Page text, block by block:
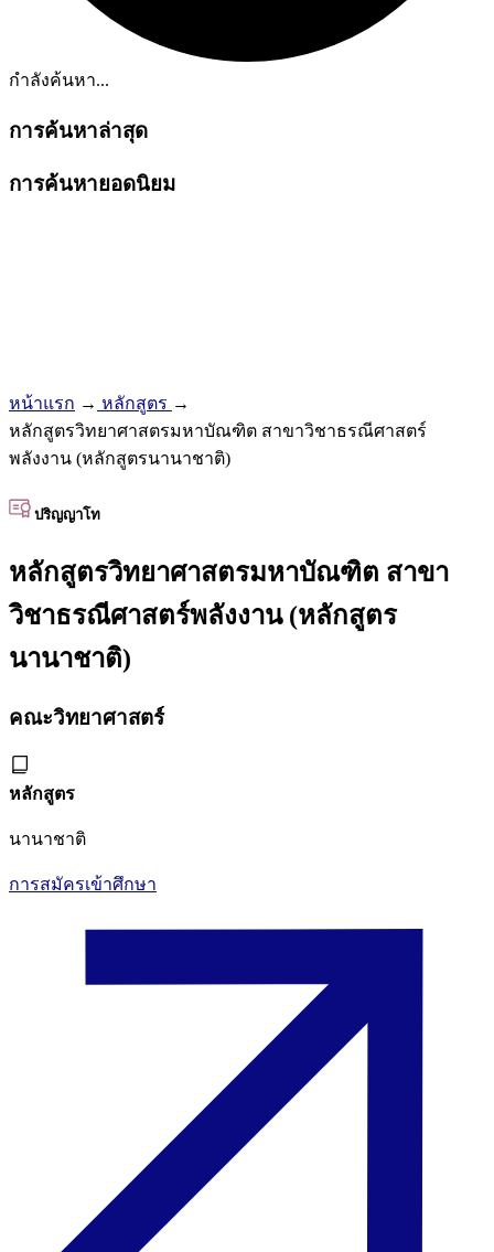
กำลังค้นหา...
การค้นหาล่าสุด
การค้นหายอดนิยม
หน้าแรก → หลักสูตร →
หลักสูตรวิทยาศาสตรมหาบัณฑิต สาขาวิชาธรณีศาสตร์
พลังงาน (หลักสูตรนานาชาติ)
ปริญญาโท
หลักสูตรวิทยาศาสตรมหาบัณฑิต สาขา
วิชาธรณีศาสตร์พลังงาน (หลักสูตร
นานาชาติ)
คณะวิทยาศาสตร์
หลักสูตร
นานาชาติ
การสมัครเข้าศึกษา